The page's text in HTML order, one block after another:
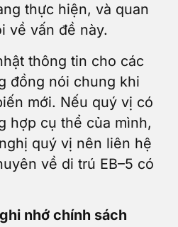
thực hiện, và quan
về vấn đề này.
thông tin cho các
đồng nói chung khi
mới. Nếu quý vị có
hợp cụ thể của mình,
quý vị nên liên hệ
về di trú EB–5 có
nhớ chính sách